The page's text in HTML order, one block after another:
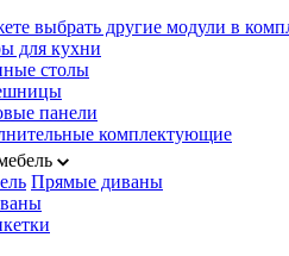
выбрать другие модули в
для кухни
столы
панели
комплектующие
Прямые диваны